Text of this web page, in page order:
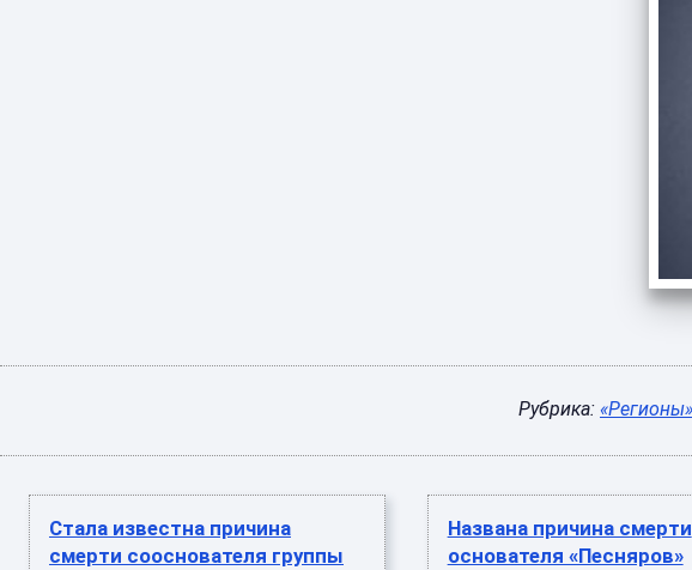
Рубрика: «Регионы»
Стала известна причина
смерти сооснователя группы
Названа причина смерти
основателя «Песняров»